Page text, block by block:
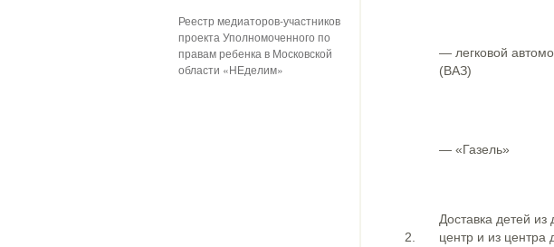
Реестр медиаторов-участников
проекта Уполномоченного по
правам ребенка в Московской
области «НЕделим»
— легковой
(ВАЗ)
— «Газель»
2.
Доставка детей из
центр и из центра